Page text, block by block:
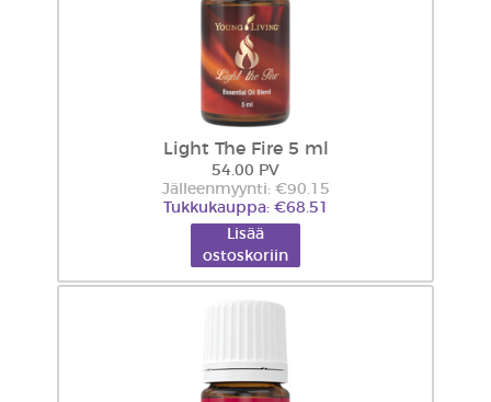
Light The Fire 5 ml
54.00 PV
Jälleenmyynti: €90.15
Tukkukauppa: €68.51
Lisää
ostoskoriin